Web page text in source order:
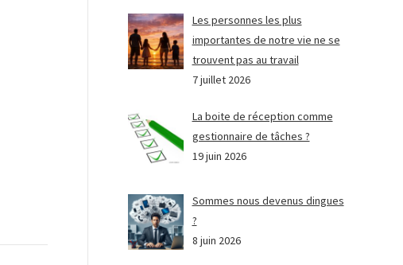
Les personnes les plus
importantes de notre vie ne se
trouvent pas au travail
7 juillet 2026
La boite de réception comme
gestionnaire de tâches ?
19 juin 2026
Sommes nous devenus dingues
?
8 juin 2026